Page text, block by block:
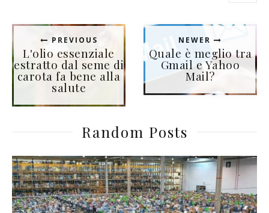
PREVIOUS
L'olio essenziale
estratto dal seme di
carota fa bene alla
salute
NEWER
Quale è meglio tra
Gmail e Yahoo
Mail?
Random Posts